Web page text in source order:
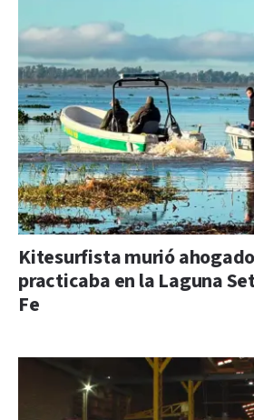
Kitesurfista murió
practicaba en la Laguna
Fe